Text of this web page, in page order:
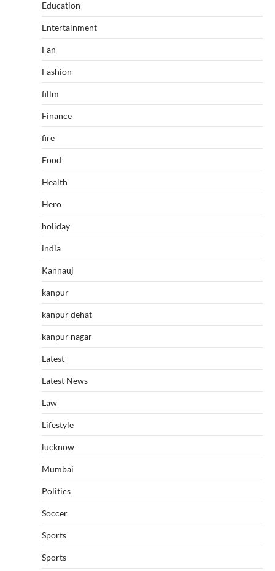
Education
Entertainment
Fan
Fashion
fillm
Finance
fire
Food
Health
Hero
holiday
india
Kannauj
kanpur
kanpur dehat
kanpur nagar
Latest
Latest News
Law
Lifestyle
lucknow
Mumbai
Politics
Soccer
Sports
Sports